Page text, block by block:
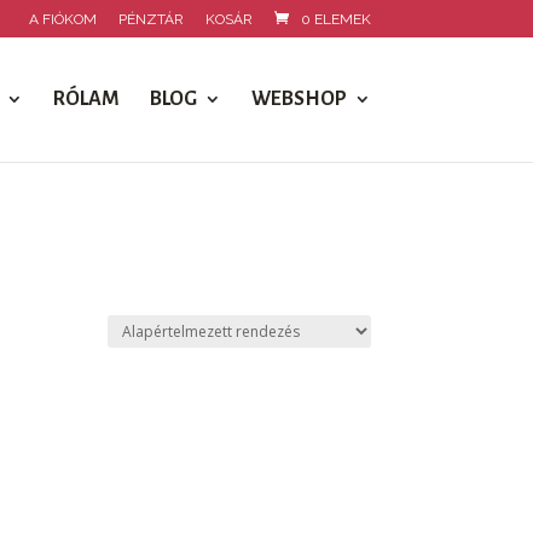
A FIÓKOM PÉNZTÁR KOSÁR 0 ELEMEK
RÓLAM BLOG WEBSHOP